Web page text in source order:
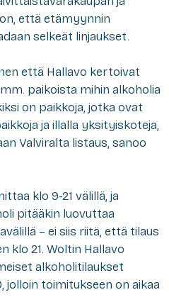
että etämyynnin
selkeät linjaukset.
että Hallavo kertoivat
paikoista mihin alkoholia
on paikkoja, jotka ovat
ja illalla yksityiskoteja,
Valviralta listaus, sanoo
klo 9-21 välillä, ja
pitääkin luovuttaa
– ei siis riitä, että tilaus
klo 21. Woltin Hallavo
alkoholitilaukset
jolloin toimitukseen on aikaa